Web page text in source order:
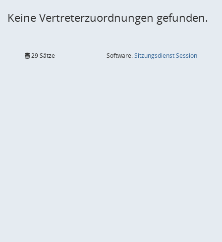
Keine Vertreterzuordnungen gefunden.
29 Sätze Software:SitzungsdienstSession(Wird in